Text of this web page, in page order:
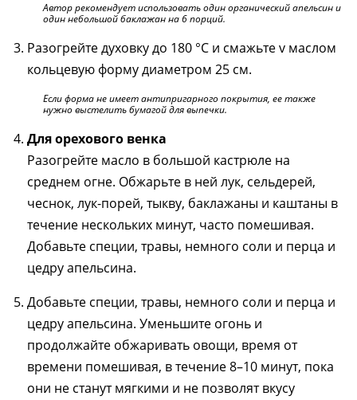
Автор рекомендует использовать один органический апельсин и
один небольшой баклажан на 6 порций.
Разогрейте духовку до 180 °C и смажьте v маслом
кольцевую форму диаметром 25 см.
Если форма не имеет антипригарного покрытия, ее также
нужно выстелить бумагой для выпечки.
Для орехового венка
Разогрейте масло в большой кастрюле на
среднем огне. Обжарьте в ней лук, сельдерей,
чеснок, лук-порей, тыкву, баклажаны и каштаны в
течение нескольких минут, часто помешивая.
Добавьте специи, травы, немного соли и перца и
цедру апельсина.
Добавьте специи, травы, немного соли и перца и
цедру апельсина. Уменьшите огонь и
продолжайте обжаривать овощи, время от
времени помешивая, в течение 8–10 минут, пока
они не станут мягкими и не позволят вкусу